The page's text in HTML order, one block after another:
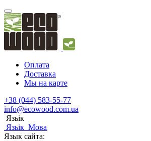
Оплата
Доставка
Мы на карте
+38 (044) 583-55-77
info@ecowood.com.ua
Язьік
Язьік Мова
Язык сайта: